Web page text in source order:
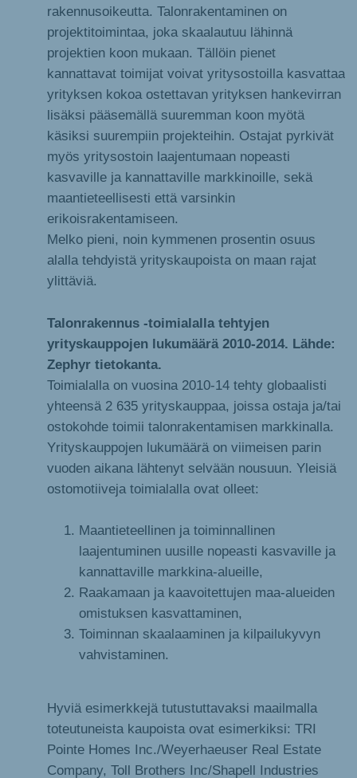
rakennusoikeutta. Talonrakentaminen on
projektitoimintaa, joka skaalautuu lähinnä
projektien koon mukaan. Tällöin pienet
kannattavat toimijat voivat yritysostoilla kasvattaa
yrityksen kokoa ostettavan yrityksen hankevirran
lisäksi pääsemällä suuremman koon myötä
käsiksi suurempiin projekteihin. Ostajat pyrkivät
myös yritysostoin laajentumaan nopeasti
kasvaville ja kannattaville markkinoille, sekä
maantieteellisesti että varsinkin
erikoisrakentamiseen.
Melko pieni, noin kymmenen prosentin osuus
alalla tehdyistä yrityskaupoista on maan rajat
ylittäviä.
Talonrakennus -toimialalla tehtyjen
yrityskauppojen lukumäärä 2010-2014. Lähde:
Zephyr tietokanta.
Toimialalla on vuosina 2010-14 tehty globaalisti
yhteensä 2 635 yrityskauppaa, joissa ostaja ja/tai
ostokohde toimii talonrakentamisen markkinalla.
Yrityskauppojen lukumäärä on viimeisen parin
vuoden aikana lähtenyt selvään nousuun. Yleisiä
ostomotiiveja toimialalla ovat olleet:
Maantieteellinen ja toiminnallinen
laajentuminen uusille nopeasti kasvaville ja
kannattaville markkina-alueille,
Raakamaan ja kaavoitettujen maa-alueiden
omistuksen kasvattaminen,
Toiminnan skaalaaminen ja kilpailukyvyn
vahvistaminen.
Hyviä esimerkkejä tutustuttavaksi maailmalla
toteutuneista kaupoista ovat esimerkiksi: TRI
Pointe Homes Inc./Weyerhaeuser Real Estate
Company, Toll Brothers Inc/Shapell Industries